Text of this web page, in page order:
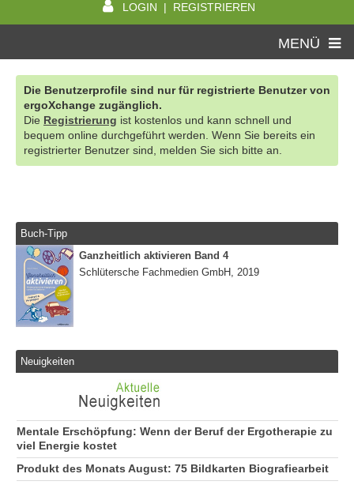
LOGIN | REGISTRIEREN
MENÜ
Die Benutzerprofile sind nur für registrierte Benutzer von
ergoXchange zugänglich.
Die Registrierung ist kostenlos und kann schnell und
bequem online durchgeführt werden. Wenn Sie bereits ein
registrierter Benutzer sind, melden Sie sich bitte an.
Buch-Tipp
Ganzheitlich aktivieren Band 4
Schlütersche Fachmedien GmbH, 2019
Neuigkeiten
Mentale Erschöpfung: Wenn der Beruf der Ergotherapie zu
viel Energie kostet
Produkt des Monats August: 75 Bildkarten Biografiearbeit